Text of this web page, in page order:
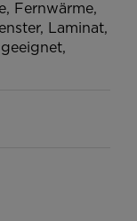
Fernwärme
Laminat